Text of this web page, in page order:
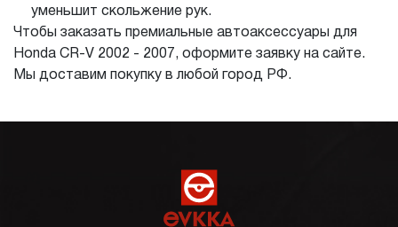
уменьшит скольжение рук.
Чтобы заказать премиальные автоаксессуары для
Honda CR-V 2002 - 2007, оформите заявку на сайте.
Мы доставим покупку в любой город РФ.